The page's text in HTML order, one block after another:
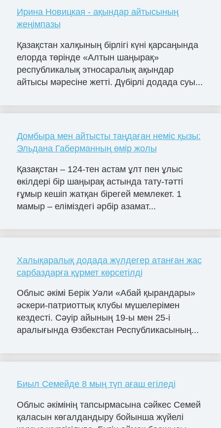
Ирина Новицкая - ақындар айтысының
жеңімпазы
Қазақстан халқының бірлігі күні қарсаңында
елорда төрінде «Алтын шаңырақ»
республикалық этносаралық ақындар
айтысы мәресіне жетті. Дүбірлі додада суы...
Домбыра мен айтысты таңдаған неміс қызы:
Эльдана Габерманның өмір жолы
Қазақстан – 124-тен астам ұлт пен ұлыс
өкілдері бір шаңырақ астында тату-тәтті
ғұмыр кешіп жатқан бірегей мемлекет. 1
мамыр – еліміздегі әрбір азамат...
Халықаралық додада жүлдегер атанған жас
сарбаздарға құрмет көрсетілді
Облыс әкімі Берік Уәли «Абай қырандары»
әскери-патриоттық клубы мүшелерімен
кездесті. Сәуір айының 19-ы мен 25-і
аралығында Өзбекстан Республикасының...
Биыл Семейде 8 мың түп ағаш егіледі
Облыс әкімінің тапсырмасына сәйкес Семей
қаласын көгалдандыру бойынша жүйелі